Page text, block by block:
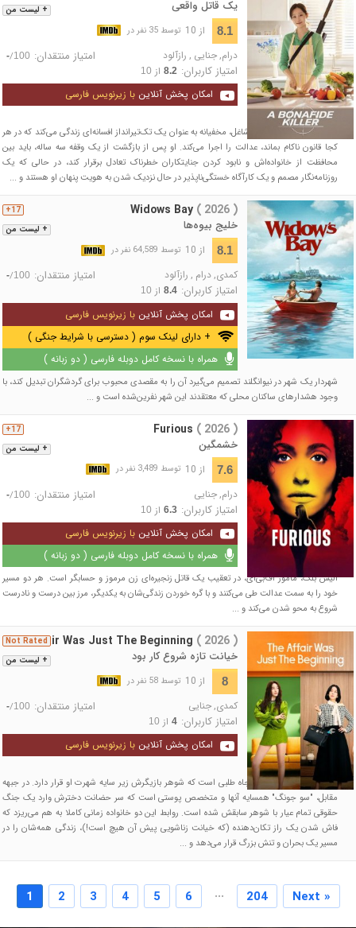
+ لیست من یک قاتل واقعی
8.1 از 10 توسط 35 نفر در
درام,جنایی , رازآلود امتیاز منتقدان: -/100
امتیاز کاربران: 8.2از 10
امکان پخش آنلاین با زیرنویس فارسی
مادری به ظاهر معمولی و شاغل، مخفیانه به عنوان یک تک‌تیرانداز افسانه‌ای زندگی می‌کند که در هر
کجا قانون ناکام بماند، عدالت را اجرا می‌کند. او پس از بازگشت از یک وقفه سه ساله، باید بین
محافظت از خانواده‌اش و نابود کردن جنایتکاران خطرناک تعادل برقرار کند، در حالی که یک
روزنامه‌نگار مصمم و یک کارآگاه خستگی‌ناپذیر در حال نزدیک شدن به هویت پنهان او هستند و ...
+ لیست من
17+ Widows Bay ( 2026 )
خلیج بیوه‌ها
8.1 از 10 توسط 64,589 نفر در
کمدی,درام , رازآلود امتیاز منتقدان: -/100
امتیاز کاربران: 8.4از 10
امکان پخش آنلاین با زیرنویس فارسی
+ دارای لینک سوم ( دسترسی با شرایط جنگی )
همراه با نسخه کامل دوبله فارسی ( دو زبانه )
شهردار یک شهر در نیوانگلند تصمیم می‌گیرد آن را به مقصدی محبوب برای گردشگران تبدیل کند، با
وجود هشدارهای ساکنان محلی که معتقدند این شهر نفرین‌شده است و ...
+ لیست من
17+ Furious ( 2026 )
خشمگین
7.6 از 10 توسط 3,489 نفر در
درام, جنایی امتیاز منتقدان: -/100
امتیاز کاربران: 6.3از 10
امکان پخش آنلاین با زیرنویس فارسی
همراه با نسخه کامل دوبله فارسی ( دو زبانه )
آلیس بلک، مامور اف‌بی‌آی، در تعقیب یک قاتل زنجیره‌ای زن مرموز و حسابگر است. هر دو مسیر
خود را به سمت عدالت طی می‌کنند و با گره خوردن زندگی‌شان به یکدیگر، مرز بین درست و نادرست
شروع به محو شدن می‌کند و ...
+ لیست من
Not Rated
The Affair Was Just The Beginning ( 2026 )
خیانت تازه شروع کار بود
8 از 10 توسط 58 نفر در
کمدی,جنایی امتیاز منتقدان: -/100
امتیاز کاربران: 4از 10
امکان پخش آنلاین با زیرنویس فارسی
"کیونگ هی" زن موفق و جاه‌ طلبی است که شوهر بازیگرش زیر سایه شهرت او قرار دارد. در جبهه
مقابل، "سو جونگ" همسایه آنها و متخصص پوستی است که سر حضانت دخترش وارد یک جنگ
حقوقی تمام‌ عیار با شوهر سابقش شده است. روابط این دو خانواده زمانی کاملا به هم می‌ریزد که
فاش شدن یک راز تکان‌دهنده (که خیانت زناشویی پیش آن هیچ است!)، زندگی همه‌شان را در
مسیر یک بحران و تنش بزرگ قرار می‌دهد و ...
1 2 3 4 5 6 ... 204 Next »